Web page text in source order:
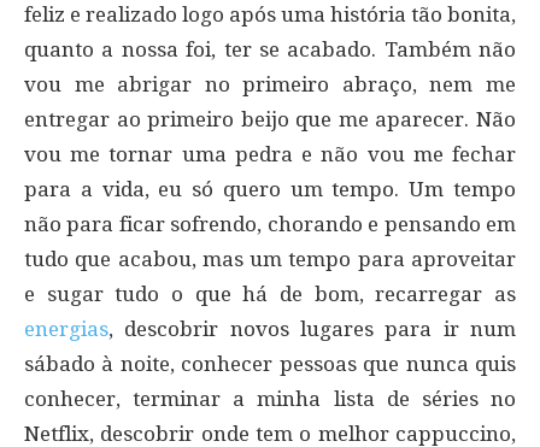
feliz e realizado logo após uma história tão bonita,
quanto a nossa foi, ter se acabado. Também não
vou me abrigar no primeiro abraço, nem me
entregar ao primeiro beijo que me aparecer. Não
vou me tornar uma pedra e não vou me fechar
para a vida, eu só quero um tempo. Um tempo
não para ficar sofrendo, chorando e pensando em
tudo que acabou, mas um tempo para aproveitar
e sugar tudo o que há de bom, recarregar as
energias, descobrir novos lugares para ir num
sábado à noite, conhecer pessoas que nunca quis
conhecer, terminar a minha lista de séries no
Netflix, descobrir onde tem o melhor cappuccino,